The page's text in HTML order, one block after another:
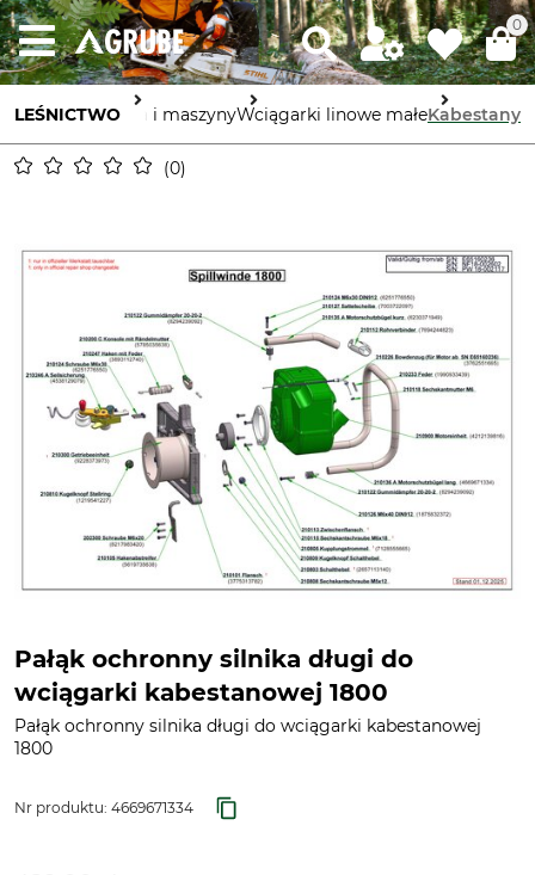
0
LEŚNICTWO
Urządzenia i maszynyWciągarki linowe małeKabestany
0
Pałąk ochronny silnika długi do
wciągarki kabestanowej 1800
Pałąk ochronny silnika długi do wciągarki kabestanowej
1800
Nr produktu: 4669671334